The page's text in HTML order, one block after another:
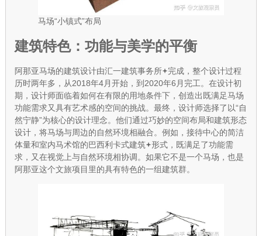
马场“小镇式”布局
建筑特色：功能与美学的平衡
阿那亚马场的建筑设计由汇一建筑事务所
完成，整个设计过程
历时两年多，从2018年4月开始，到2020年6月完工。在设计初
期，设计师面临着如何在有限的用地条件下，创造出既满足马场
功能需求又具有艺术感的空间的挑战。最终，设计师选择了以“自
然宁静”为核心的设计理念。他们通过巧妙的空间布局和建筑形态
设计，将马场与周边的自然环境相融合。例如，接待中心的简洁
体量和室内马术馆的巴西利卡式建筑
形式，既满足了功能需
求，又在视觉上与自然环境相协调。如果它不是一个马场，也是
阿那亚这个文旅项目里的具有特色的一组建筑群。